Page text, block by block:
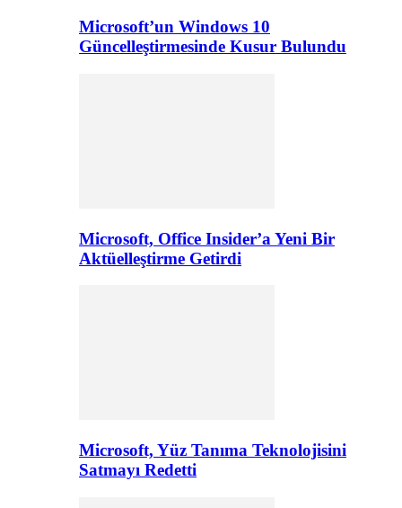
Microsoft’un Windows 10
Güncelleştirmesinde Kusur Bulundu
Microsoft, Office Insider’a Yeni Bir
Aktüelleştirme Getirdi
Microsoft, Yüz Tanıma Teknolojisini
Satmayı Redetti